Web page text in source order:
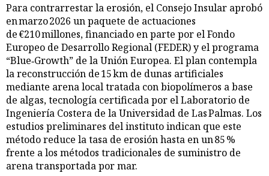
Para contrarrestar la erosión, el Consejo Insular aprobó
en marzo 2026 un paquete de actuaciones
de €210 millones, financiado en parte por el Fondo
Europeo de Desarrollo Regional (FEDER) y el programa
“Blue‑Growth” de la Unión Europea. El plan contempla
la reconstrucción de 15 km de dunas artificiales
mediante arena local tratada con biopolímeros a base
de algas, tecnología certificada por el Laboratorio de
Ingeniería Costera de la Universidad de Las Palmas. Los
estudios preliminares del instituto indican que este
método reduce la tasa de erosión hasta en un 85 %
frente a los métodos tradicionales de suministro de
arena transportada por mar.